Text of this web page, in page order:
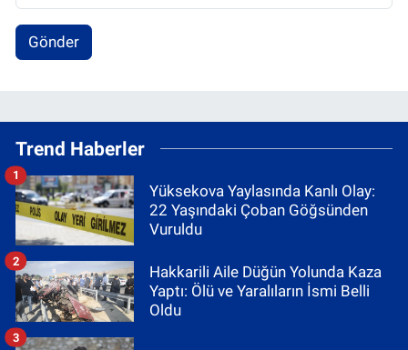
Gönder
Trend Haberler
Yüksekova Yaylasında Kanlı Olay:
22 Yaşındaki Çoban Göğsünden
Vuruldu
1
Hakkarili Aile Düğün Yolunda Kaza
Yaptı: Ölü ve Yaralıların İsmi Belli
Oldu
2
3